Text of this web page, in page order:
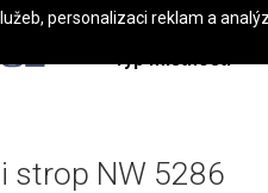
Typ místnosti
strop NW 5286
personalizaci reklam a